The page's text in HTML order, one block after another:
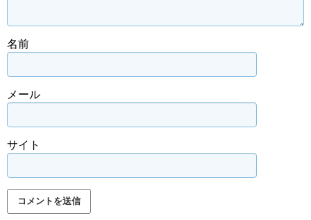
名前
メール
サイト